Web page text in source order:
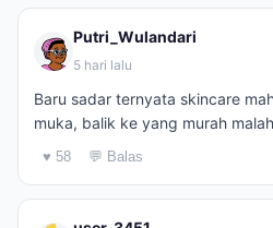
Putri_Wulandari
5 hari lalu
Baru sadar ternyata skincare
muka, balik ke yang murah
♥ 58 💬 Balas